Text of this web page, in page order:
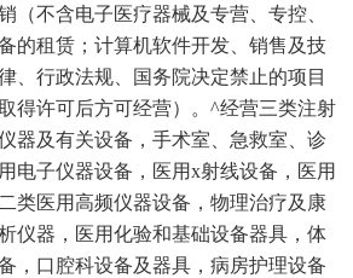
（不含电子医疗器械及专营、专控、
的租赁；计算机软件开发、销售及技
、行政法规、国务院决定禁止的项目
得许可后方可经营）。^经营三类注射
器及有关设备，手术室、急救室、诊
电子仪器设备，医用x射线设备，医用
类医用高频仪器设备，物理治疗及康
仪器，医用化验和基础设备器具，体
，口腔科设备及器具，病房护理设备